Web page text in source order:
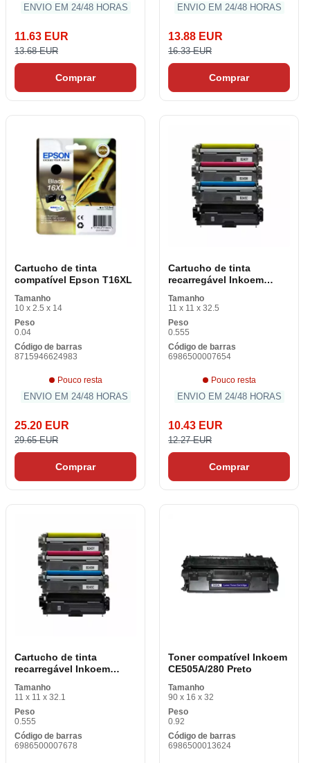
ENVIO EM 24/48 HORAS
11.63 EUR
13.68 EUR
Comprar
ENVIO EM 24/48 HORAS
13.88 EUR
16.33 EUR
Comprar
Cartucho de tinta
compatível Epson T16XL
Tamanho
10 x 2.5 x 14
Peso
0.04
Código de barras
8715946624983
Pouco resta
ENVIO EM 24/48 HORAS
25.20 EUR
29.65 EUR
Comprar
Cartucho de tinta
recarregável Inkoem
Tamanho
11 x 11 x 32.5
Peso
0.555
Código de barras
6986500007654
Pouco resta
ENVIO EM 24/48 HORAS
10.43 EUR
12.27 EUR
Comprar
Cartucho de tinta
recarregável Inkoem
Tamanho
11 x 11 x 32.1
Peso
0.555
Código de barras
6986500007678
Toner compatível Inkoem
CE505A/280 Preto
Tamanho
90 x 16 x 32
Peso
0.92
Código de barras
6986500013624